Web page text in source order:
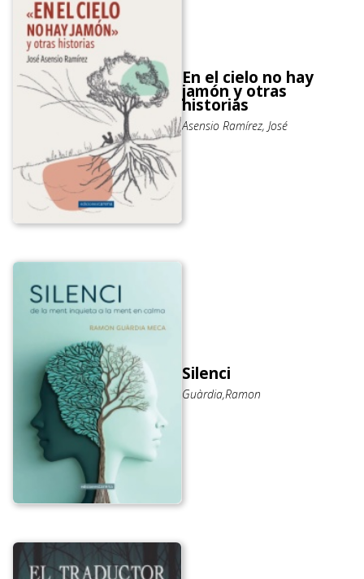
En el cielo no hay
jamón y otras
historias
Asensio Ramírez, José
Silenci
Guàrdia,Ramon